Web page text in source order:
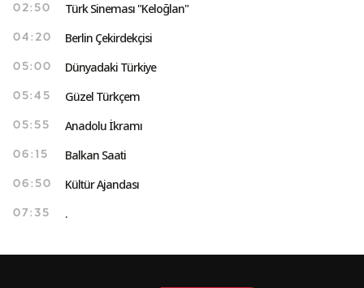
02:50 Türk Sineması "Keloğlan"
04:20 Berlin Çekirdekçisi
05:00 Dünyadaki Türkiye
05:45 Güzel Türkçem
05:55 Anadolu İkramı
06:15 Balkan Saati
06:50 Kültür Ajandası
07:35 .